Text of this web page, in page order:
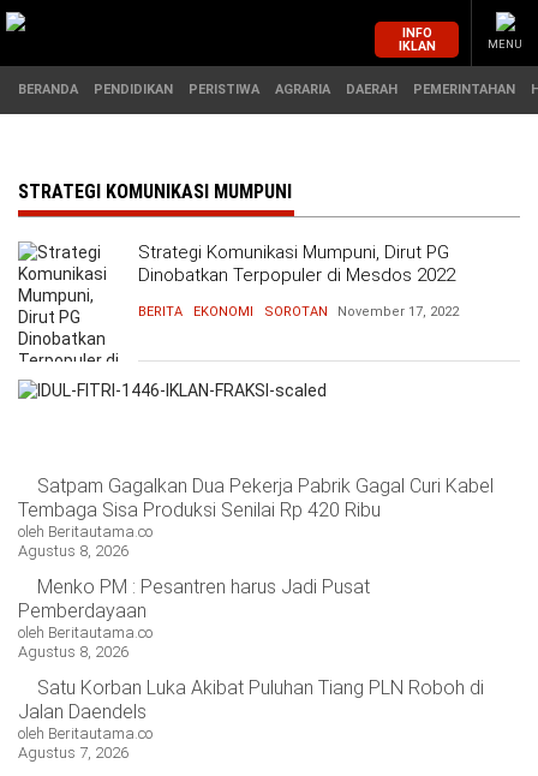
MASUK
BERANDA
PERISTIWA
AGRARIA
PEMERINTAHAN
OPINI
PENDIDIKAN
HUKUM
EKONOMI
PENDIDIKAN
HIBURAN
BERITABARU.CO
KABARBARU.CO
SERIKATNEWS.COM
PEWARTANUSANTARA.COM
LANGGAR.CO
JOBNAS.COM
SURAU.CO
REDAKSI
TENTANG
KAMI
KERJASAMA
PEDOMAN
MEDIA
CYBER
INFO
IKLAN
MENU
BERANDA PENDIDIKAN PERISTIWA AGRARIA DAERAH PEMERINTAHAN
STRATEGI KOMUNIKASI MUMPUNI
Strategi Komunikasi Mumpuni, Dirut PG
Dinobatkan Terpopuler di Mesdos 2022
BERITA EKONOMI SOROTAN November 17, 2022
Satpam Gagalkan Dua Pekerja Pabrik Gagal Curi Kabel
Tembaga Sisa Produksi Senilai Rp 420 Ribu
oleh Beritautama.co
Agustus 8, 2026
Menko PM : Pesantren harus Jadi Pusat
Pemberdayaan
oleh Beritautama.co
Agustus 8, 2026
Satu Korban Luka Akibat Puluhan Tiang PLN Roboh di
Jalan Daendels
oleh Beritautama.co
Agustus 7, 2026